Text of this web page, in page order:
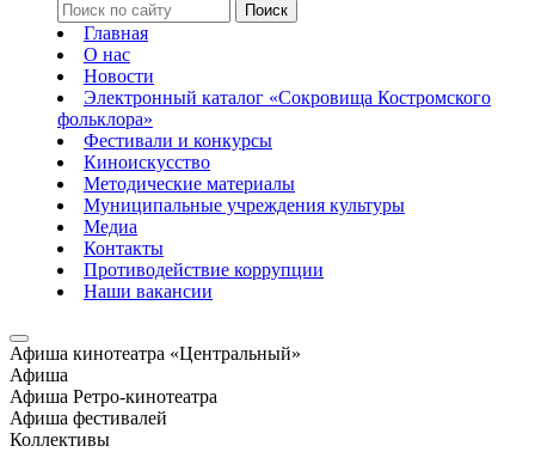
Главная
О нас
Новости
Электронный каталог «Сокровища Костромского
фольклора»
Фестивали и конкурсы
Киноискусство
Методические материалы
Муниципальные учреждения культуры
Медиа
Контакты
Противодействие коррупции
Наши вакансии
Афиша кинотеатра «Центральный»
Афиша
Афиша Ретро-кинотеатра
Афиша фестивалей
Коллективы